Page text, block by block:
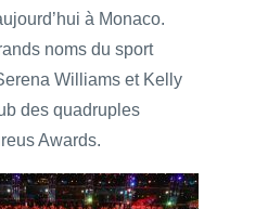
à Monaco.
noms du sport
Williams et Kelly
des quadruples
Awards.